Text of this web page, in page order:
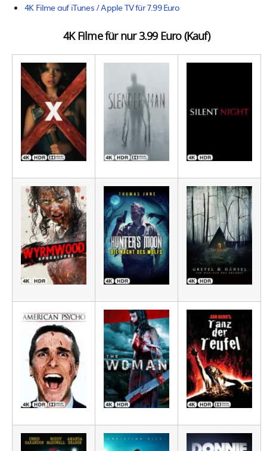
4K Filme auf iTunes / Apple TV für 7.99 Euro
4K Filme für nur 3.99 Euro (Kauf)